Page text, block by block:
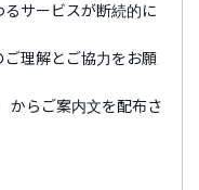
サービスが断続的に
理解とご協力をお願
からご案内文を配布さ